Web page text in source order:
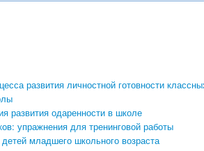
развития личностной готовности
развития одаренности в школе
упражнения для тренинговой работы
младшего школьного возраста